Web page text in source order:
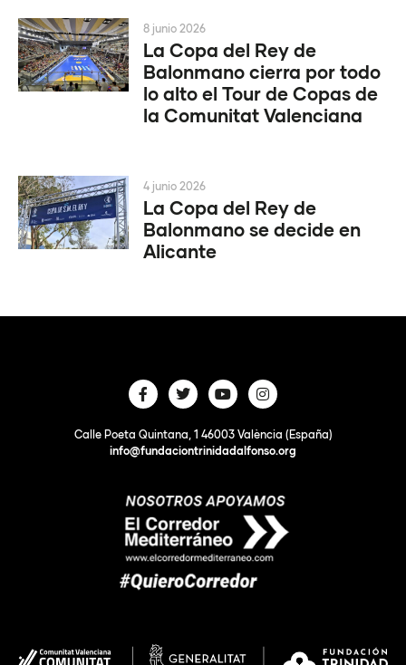
La Copa del Rey de
Balonmano cierra por todo
lo alto el Tour de Copas de
la Comunitat Valenciana
8 junio 2026
La Copa del Rey de
Balonmano se decide en
Alicante
4 junio 2026
Calle Poeta Quintana, 1 46003 València (España)
info@fundaciontrinidadalfonso.org